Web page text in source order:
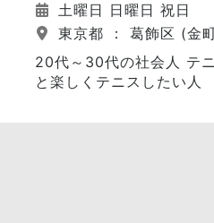
土曜日 日曜日 祝日
東京都 ： 葛飾区 (金
20代～30代の社会人 テ
と楽しくテニスしたい人